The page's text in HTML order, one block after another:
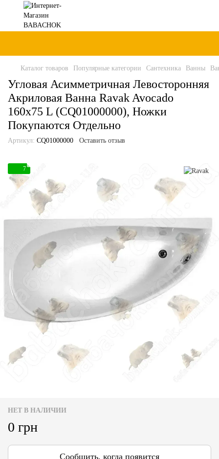
Каталог товаров Популярные категории Сантехника Ванны
Угловая Асимметричная Левосторонняя
Акриловая Ванна Ravak Avocado
160x75 L (CQ01000000), Ножки
Покупаются Отдельно
Артикул: CQ01000000 Оставить отзыв
7
НЕТ В НАЛИЧИИ
0 грн
Сообщить, когда появится